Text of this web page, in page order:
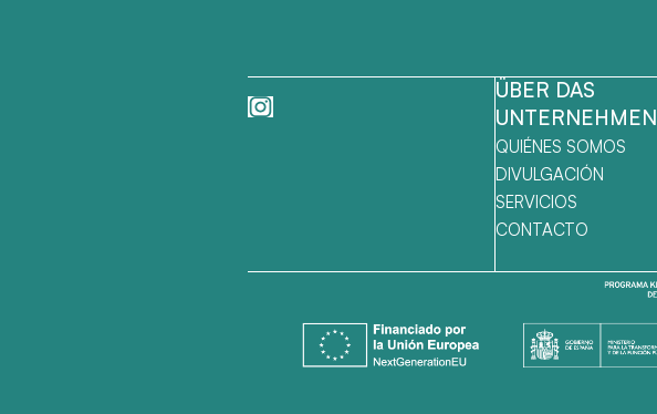
ÜBER DAS
UNTERNEHMEN
QUIÉNES SOMOS
DIVULGACIÓN
SERVICIOS
CONTACTO